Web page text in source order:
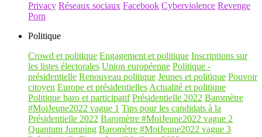
Privacy Réseaux sociaux Facebook Cyberviolence Revenge
Porn
Politique
Crowd et politique Engagement et politique Inscriptions sur
les listes électorales Union européenne Politique -
présidentielle Renouveau politique Jeunes et politique Pouvoir
citoyen Europe et présidentielles Actualité et politique
Politique baro et participatif Présidentielle 2022 Baromètre
#MoiJeune2022 vague 1 Tips pour les candidats à la
Présidentielle 2022 Baromètre #MoiJeune2022 vague 2
Quantum Jumping Baromètre #MoiJeune2022 vague 3